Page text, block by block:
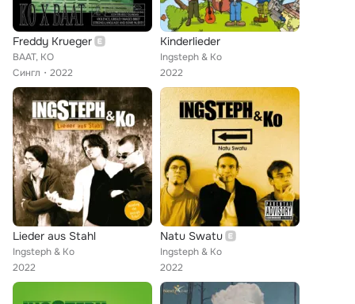
Freddy Krueger
BAAT, KO
Сингл
2022
Kinderlieder
Ingsteph & Ko
2022
Lieder aus Stahl
Ingsteph & Ko
2022
Natu Swatu
Ingsteph & Ko
2022